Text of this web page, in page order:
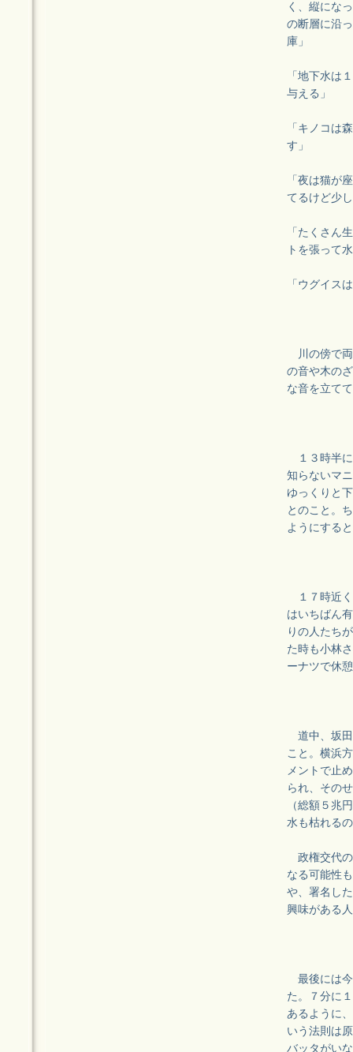
く、縦にな
の断層に沿
庫」
「地下水は
与える」
「キノコは
す」
「夜は猫が
てるけど少
「たくさん
トを張って
「ウグイス
川の傍で両
の音や木の
な音を立て
１３時半に
知らないマ
ゆっくりと
とのこと。
ようにする
１７時近く
はいちばん
りの人たち
た時も小林
ーナツで休
道中、坂田
こと。横浜
メントで止
られ、その
（総額５兆
水も枯れる
政権交代の
なる可能性
や、署名し
興味がある
最後には今
た。７分に
あるように
いう法則は
バッタがい